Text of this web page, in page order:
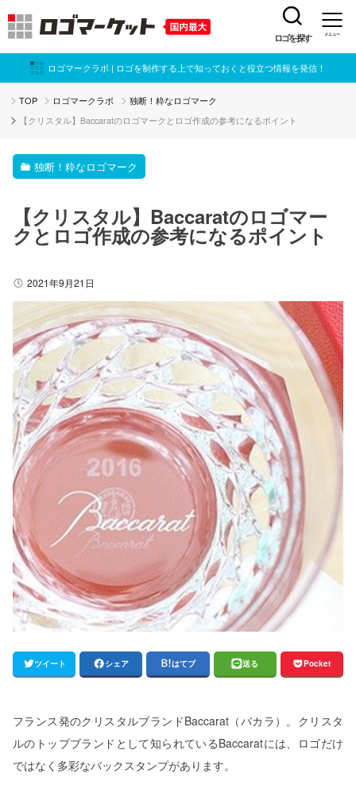
ロゴを探す メニュー
ロゴマークラボ | ロゴを制作する上で知っておくと役立つ情報を発信！
TOP ロゴマークラボ 独断！粋なロゴマーク
【クリスタル】Baccaratのロゴマークとロゴ作成の参考になるポイント
独断！粋なロゴマーク
【クリスタル】Baccaratのロゴマー
クとロゴ作成の参考になるポイント
2021年9月21日
ツイート シェア はてブ 送る Pocket
フランス発のクリスタルブランドBaccarat（バカラ）。クリスタ
ルのトップブランドとして知られているBaccaratには、ロゴだけ
ではなく多彩なバックスタンプがあります。